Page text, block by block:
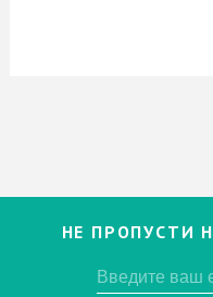
НЕ ПРОПУСТИ